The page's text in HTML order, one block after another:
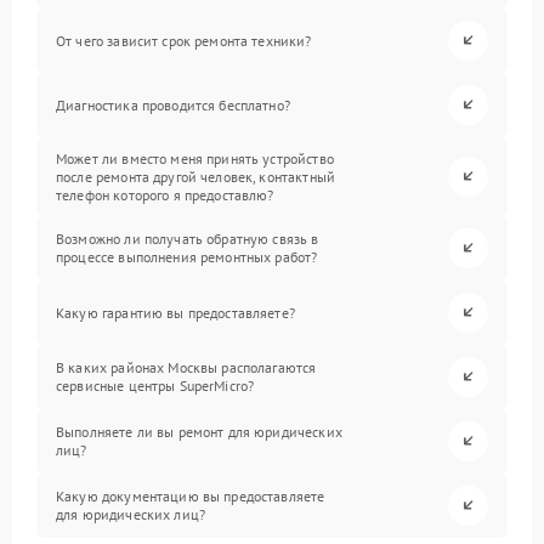
От чего зависит срок ремонта техники?
Диагностика проводится бесплатно?
Может ли вместо меня принять устройство
после ремонта другой человек, контактный
телефон которого я предоставлю?
Возможно ли получать обратную связь в
процессе выполнения ремонтных работ?
Какую гарантию вы предоставляете?
В каких районах Москвы располагаются
сервисные центры SuperMicro?
Выполняете ли вы ремонт для юридических
лиц?
Какую документацию вы предоставляете
для юридических лиц?